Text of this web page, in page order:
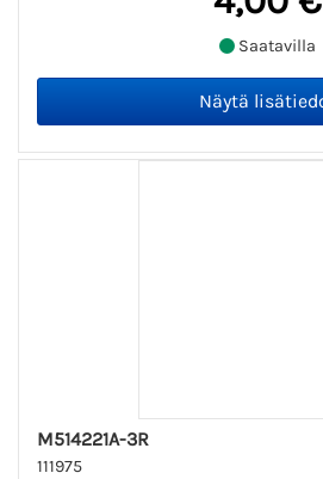
Saatavilla
M514221A-3R
111975